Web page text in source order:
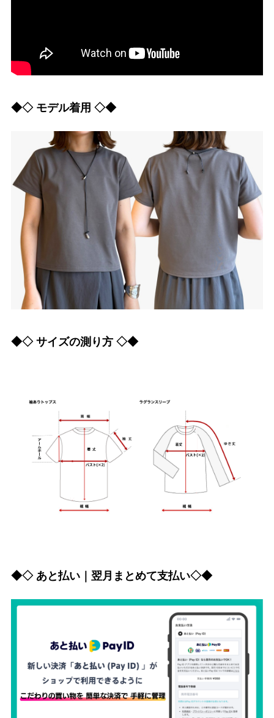
◆◇ モデル着用 ◇◆
◆◇ サイズの測り方 ◇◆
◆◇ あと払い｜翌月まとめて支払い◇◆